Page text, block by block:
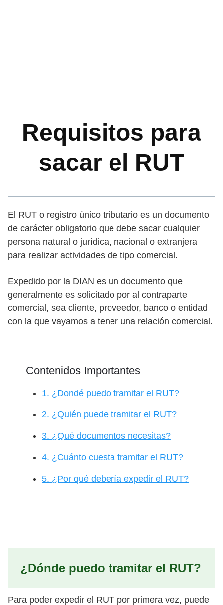
Requisitos para
sacar el RUT
El RUT o registro único tributario es un documento
de carácter obligatorio que debe sacar cualquier
persona natural o jurídica, nacional o extranjera
para realizar actividades de tipo comercial.
Expedido por la DIAN es un documento que
generalmente es solicitado por al contraparte
comercial, sea cliente, proveedor, banco o entidad
con la que vayamos a tener una relación comercial.
Contenidos Importantes
1. ¿Dondé puedo tramitar el RUT?
2. ¿Quién puede tramitar el RUT?
3. ¿Qué documentos necesitas?
4. ¿Cuánto cuesta tramitar el RUT?
5. ¿Por qué debería expedir el RUT?
¿Dónde puedo tramitar el RUT?
Para poder expedir el RUT por primera vez, puede